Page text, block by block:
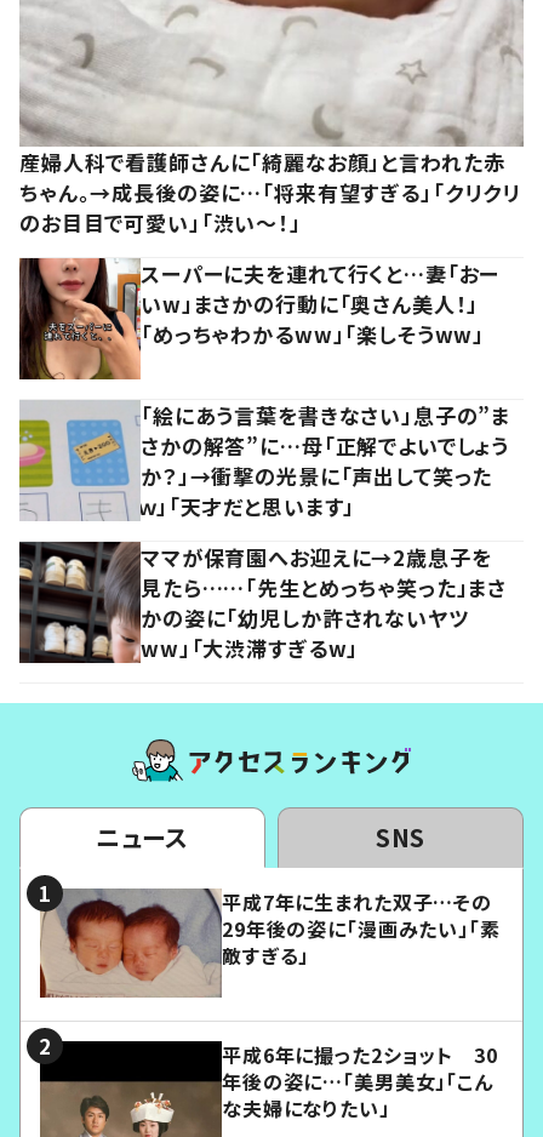
産婦人科で看護師さんに「綺麗なお顔」と言われた赤
ちゃん。→成長後の姿に…「将来有望すぎる」「クリクリ
のお目目で可愛い」「渋い～！」
スーパーに夫を連れて行くと…妻「おー
いw」まさかの行動に「奥さん美人！」
「めっちゃわかるww」「楽しそうww」
「絵にあう言葉を書きなさい」息子の”ま
さかの解答”に…母「正解でよいでしょう
か？」→衝撃の光景に「声出して笑った
ｗ」「天才だと思います」
ママが保育園へお迎えに→2歳息子を
見たら……「先生とめっちゃ笑った」まさ
かの姿に「幼児しか許されないヤツ
ww」「大渋滞すぎるw」
ニュース SNS
平成7年に生まれた双子…その
29年後の姿に「漫画みたい」「素
敵すぎる」
平成6年に撮った2ショット 30
年後の姿に…「美男美女」「こん
な夫婦になりたい」